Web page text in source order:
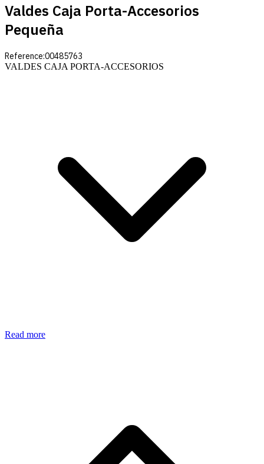
Valdes Caja Porta-Accesorios
Pequeña
Reference:00485763
VALDES CAJA PORTA-ACCESORIOS
Read more